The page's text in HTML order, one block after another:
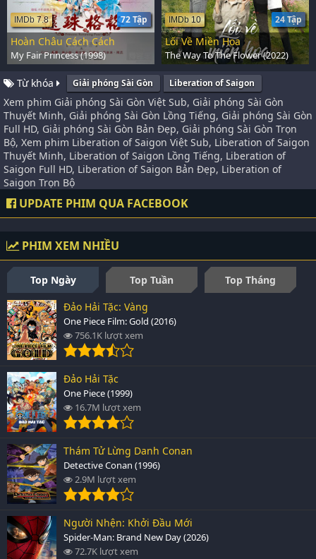
72 Tập
IMDb 7.8
Hoàn Châu Cách Cách
My Fair Princess (1998)
24 Tập
IMDb 10
Lối Về Miền Hoa
The Way To The Flower (2022)
Từ khóa Giải phóng Sài Gòn Liberation of Saigon
Xem phim Giải phóng Sài Gòn Việt Sub, Giải phóng Sài Gòn
Thuyết Minh, Giải phóng Sài Gòn Lồng Tiếng, Giải phóng Sài Gòn
Full HD, Giải phóng Sài Gòn Bản Đẹp, Giải phóng Sài Gòn Trọn
Bộ, Xem phim Liberation of Saigon Việt Sub, Liberation of Saigon
Thuyết Minh, Liberation of Saigon Lồng Tiếng, Liberation of
Saigon Full HD, Liberation of Saigon Bản Đẹp, Liberation of
Saigon Trọn Bộ
UPDATE PHIM QUA FACEBOOK
PHIM XEM NHIỀU
Top Ngày Top Tuần
Top Tháng
Đảo Hải Tặc: Vàng
One Piece Film: Gold (2016)
756.1K lượt xem
Đảo Hải Tặc
One Piece (1999)
16.7M lượt xem
Thám Tử Lừng Danh Conan
Detective Conan (1996)
2.9M lượt xem
Người Nhện: Khởi Đầu Mới
Spider-Man: Brand New Day (2026)
72.7K lượt xem